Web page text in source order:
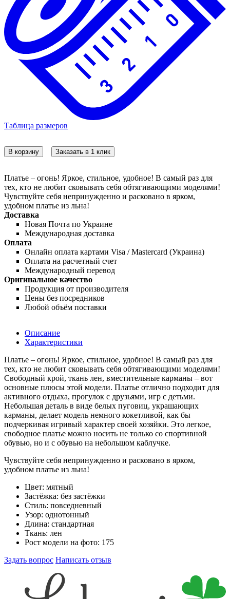
Таблица размеров
В корзину Заказать в 1 клик
Платье – огонь! Яркое, стильное, удобное! В самый раз для
тех, кто не любит сковывать себя обтягивающими моделями!
Чувствуйте себя непринужденно и расковано в ярком,
удобном платье из льна!
Доставка
Новая Почта по Украине
Международная доставка
Оплата
Онлайн оплата картами Visa / Mastercard (Украина)
Оплата на расчетный счет
Международный перевод
Оригинальное качество
Продукция от производителя
Цены без посредников
Любой объём поставки
Описание
Характеристики
Платье – огонь! Яркое, стильное, удобное! В самый раз для
тех, кто не любит сковывать себя обтягивающими моделями!
Свободный крой, ткань лен, вместительные карманы – вот
основные плюсы этой модели. Платье отлично подходит для
активного отдыха, прогулок с друзьями, игр с детьми.
Небольшая деталь в виде белых пуговиц, украшающих
карманы, делает модель немного кокетливой, как бы
подчеркивая игривый характер своей хозяйки. Это легкое,
свободное платье можно носить не только со спортивной
обувью, но и с обувью на небольшом каблучке.
Чувствуйте себя непринужденно и расковано в ярком,
удобном платье из льна!
Цвет: мятный
Застёжка: без застёжки
Стиль: повседневный
Узор: однотонный
Длина: стандартная
Ткань: лен
Рост модели на фото: 175
Задать вопрос Написать отзыв